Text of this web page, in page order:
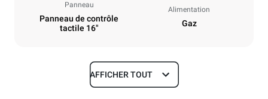
Panneau
Panneau de contrôle
tactile 16"
Alimentation
Gaz
Dimensions
AFFICHER TOUT